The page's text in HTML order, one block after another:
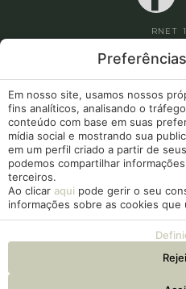
RNET
Apoios
a minha
Aviso Legal
Livro de
Em nosso site, usamos nossos
fins analíticos, analisando o
conteúdo com base em suas
mídia social e mostrando sua
em um perfil criado a partir de
podemos compartilhar
terceiros.
Ao clicar aqui pode gerir o seu
informações sobre as cookies que